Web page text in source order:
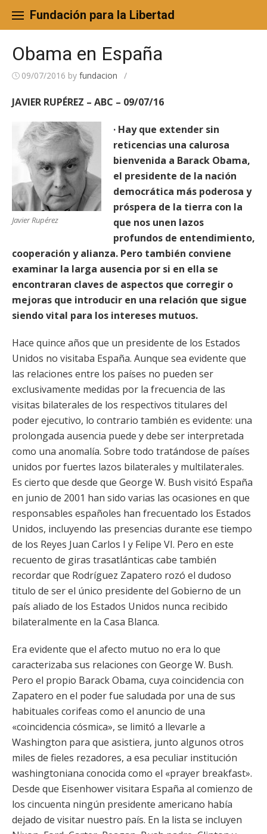
content
Fundación para la Libertad
Obama en España
09/07/2016 by fundacion /
JAVIER RUPÉREZ – ABC – 09/07/16
Javier Rupérez
· Hay que extender sin
reticencias una calurosa
bienvenida a Barack Obama,
el presidente de la nación
democrática más poderosa y
próspera de la tierra con la
que nos unen lazos
profundos de entendimiento,
cooperación y alianza. Pero también conviene
examinar la larga ausencia por si en ella se
encontraran claves de aspectos que corregir o
mejoras que introducir en una relación que sigue
siendo vital para los intereses mutuos.
Hace quince años que un presidente de los Estados
Unidos no visitaba España. Aunque sea evidente que
las relaciones entre los países no pueden ser
exclusivamente medidas por la frecuencia de las
visitas bilaterales de los respectivos titulares del
poder ejecutivo, lo contrario también es evidente: una
prolongada ausencia puede y debe ser interpretada
como una anomalía. Sobre todo tratándose de países
unidos por fuertes lazos bilaterales y multilaterales.
Es cierto que desde que George W. Bush visitó España
en junio de 2001 han sido varias las ocasiones en que
responsables españoles han frecuentado los Estados
Unidos, incluyendo las presencias durante ese tiempo
de los Reyes Juan Carlos I y Felipe VI. Pero en este
recuento de giras trasatlánticas cabe también
recordar que Rodríguez Zapatero rozó el dudoso
titulo de ser el único presidente del Gobierno de un
país aliado de los Estados Unidos nunca recibido
bilateralmente en la Casa Blanca.
Era evidente que el afecto mutuo no era lo que
caracterizaba sus relaciones con George W. Bush.
Pero el propio Barack Obama, cuya coincidencia con
Zapatero en el poder fue saludada por una de sus
habituales corifeas como el anuncio de una
«coincidencia cósmica», se limitó a llevarle a
Washington para que asistiera, junto algunos otros
miles de fieles rezadores, a esa peculiar institución
washingtoniana conocida como el «prayer breakfast».
Desde que Eisenhower visitara España al comienzo de
los cincuenta ningún presidente americano había
dejado de visitar nuestro país. En la lista se incluyen